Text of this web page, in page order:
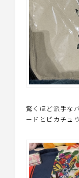
驚くほど派手な
ードとピカチュ